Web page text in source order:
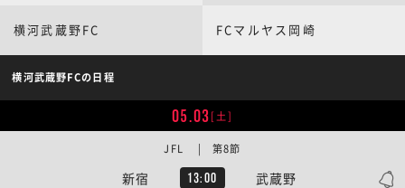
横河武蔵野FC FCマルヤス岡崎
横河武蔵野FCの日程
05.03[土]
新宿 13:00 武蔵野
JFL | 第8節